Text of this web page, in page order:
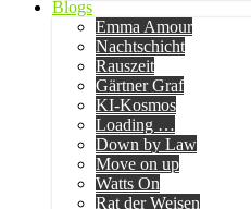
Blogs
Emma Amour
Nachtschicht
Rauszeit
Gärtner Graf
KI-Kosmos
Loading …
Down by Law
Move on up
Watts On
Rat der Weisen